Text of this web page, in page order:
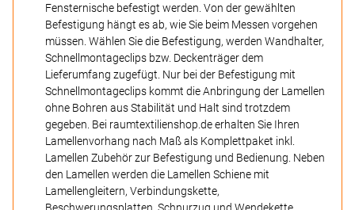
Fensternische befestigt werden. Von der gewählten
Befestigung hängt es ab, wie Sie beim Messen vorgehen
müssen. Wählen Sie die Befestigung, werden Wandhalter,
Schnellmontageclips bzw. Deckenträger dem
Lieferumfang zugefügt. Nur bei der Befestigung mit
Schnellmontageclips kommt die Anbringung der Lamellen
ohne Bohren aus Stabilität und Halt sind trotzdem
gegeben. Bei raumtextilienshop.de erhalten Sie Ihren
Lamellenvorhang nach Maß als Komplettpaket inkl.
Lamellen Zubehör zur Befestigung und Bedienung. Neben
den Lamellen werden die Lamellen Schiene mit
Lamellengleitern, Verbindungskette,